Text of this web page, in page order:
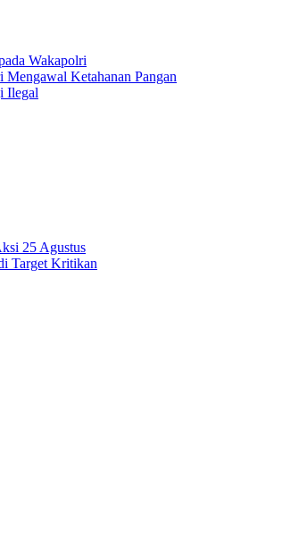
Wakapolri
Ketahanan Pangan
Ilegal
25 Agustus
Target Kritikan